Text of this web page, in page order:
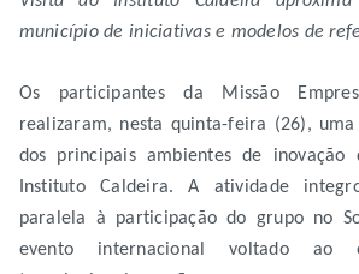
município de iniciativas e modelos de
Os participantes da Missão
realizaram, nesta quinta-feira (26),
dos principais ambientes de
Instituto Caldeira. A atividade
paralela à participação do grupo no
evento internacional voltado ao